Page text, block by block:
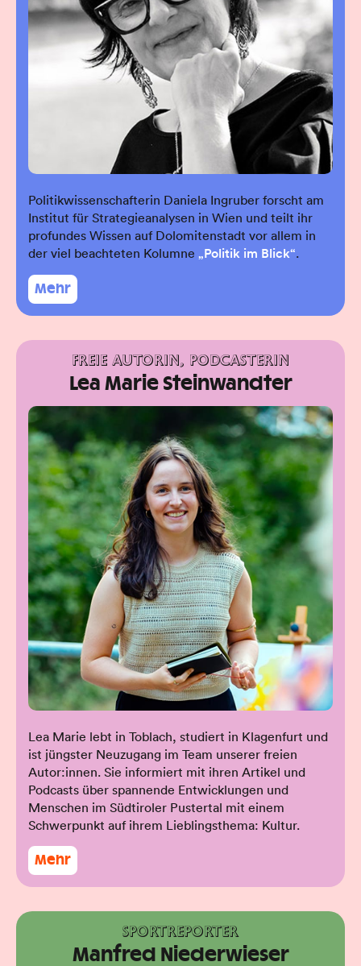
Politikwissenschafterin Daniela Ingruber forscht am
Institut für Strategieanalysen in Wien und teilt ihr
profundes Wissen auf Dolomitenstadt vor allem in
der viel beachteten Kolumne „Politik im Blick“.
Mehr
FREIE AUTORIN, PODCASTERIN
Lea Marie Steinwandter
Lea Marie lebt in Toblach, studiert in Klagenfurt und
ist jüngster Neuzugang im Team unserer freien
Autor:innen. Sie informiert mit ihren Artikel und
Podcasts über spannende Entwicklungen und
Menschen im Südtiroler Pustertal mit einem
Schwerpunkt auf ihrem Lieblingsthema: Kultur.
Mehr
SPORTREPORTER
Manfred Niederwieser